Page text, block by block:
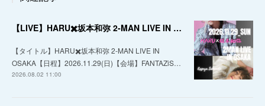
【LIVE】HARU✖️坂本和弥 2-MAN LIVE IN OSAKA
【タイトル】HARU✖️坂本和弥 2-MAN LIVE IN
OSAKA【日程】2026.11.29(日)【会場】FANTAZiS…
2026.08.02 11:00